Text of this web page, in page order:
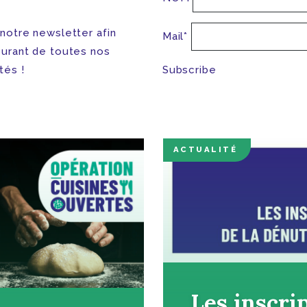
newsletter afin
de toutes nos
!
Mail*
ACTUALITÉ